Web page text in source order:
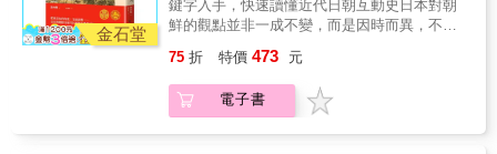
國家的缺憾，並在現實中尋找進步與改善的可
能性。──沈英杰（PINTU KUMAR，國立台灣
師範大學東亞學系博士候選人） 正當台灣對於
印度移工引入有所質疑之際，本書可以讓我們
了解印度的地緣戰略觀，經濟與文化的歷史脈
絡與發展。──沈明室（ 國防安全研究院研究
傳承昭和時代的好味道，藉由暖簾會交流心
得，希望用料理將町中華這份獨特的文化精神
傳承下去。
手中，後又分裂為南北朝，最後由統一日本建
立室町幕府的足利一族掌握。本書沿著脈絡，
帶領讀者走進這段動亂歷史，看見當時人民的
文化層面的百姓日常，完整具體地呈現平安時
代以後，動盪的鐮倉室町時代如何一步步走向
更加混亂的亂世戰國……
金石堂
鍵字入手，快速讀懂近代日朝互動史日本對朝
鮮的觀點並非一成不變，而是因時而異，不斷
細膩且多層次的手法，剖析了從十七世紀江戶
幕府初期至二十世紀初明治日本殖民朝鮮這段
漫長歲月中，日本人對朝鮮半島及其人民的複
75 折 特價 473 元
電子書